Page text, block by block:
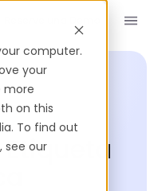
computer.
your
more
on this
To find out
see our